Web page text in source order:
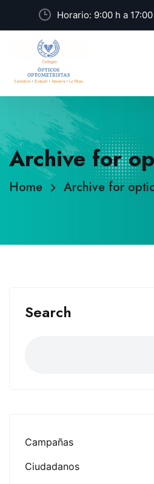
Horario: 9:00 h a
Archive for
Home Archive for
Search
Campañas
Ciudadanos